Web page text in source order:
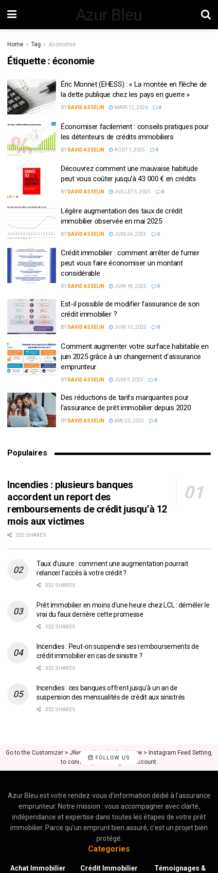
Azur Bleu
Home Tag économie
Étiquette : économie
Éric Monnet (EHESS) : « La montée en flèche de
la dette publique chez les pays en guerre »
BY DAVID ASSELIN MARS 12, 2026 0
Économiser facilement : conseils pratiques pour
les détenteurs de crédits immobiliers
BY DAVID ASSELIN AOÛT 1, 2025 0
Découvrez comment une mauvaise habitude
peut vous coûter jusqu’à 43 000 € en crédits
BY DAVID ASSELIN JUILLET 5, 2025 0
Légère augmentation des taux de crédit
immobilier observée en mai 2025
BY DAVID ASSELIN JUIN 24, 2025 0
Crédit immobilier : comment arrêter de fumer
peut vous faire économiser un montant
considérable
BY DAVID ASSELIN JUIN 18, 2025 0
Est-il possible de modifier l’assurance de son
crédit immobilier ?
BY DAVID ASSELIN JUIN 10, 2025 0
Comment augmenter votre surface habitable en
juin 2025 grâce à un changement d’assurance
emprunteur
BY DAVID ASSELIN JUIN 9, 2025 0
Des réductions de tarifs marquantes pour
l’assurance de prêt immobilier depuis 2020
BY DAVID ASSELIN MAI 20, 2025 0
Populaires
Incendies : plusieurs banques
accordent un report des
remboursements de crédit jusqu’à 12
mois aux victimes
332 SHARES
Taux d’usure : comment une augmentation pourrait
relancer l’accès à votre crédit ?
332 SHARES
Prêt immobilier en moins d’une heure chez LCL : démêler le
vrai du faux derrière cette promesse
332 SHARES
Incendies : Peut-on suspendre ses remboursements de
crédit immobilier en cas de sinistre ?
332 SHARES
Incendies : ces banques offrent jusqu’à un an de
suspension des mensualités de crédit aux sinistrés
332 SHARES
FOLLOW US
Go to the Customizer > JNews : Social, Like & View > Instagram Feed Setting,
to connect your Instagram account.
Azur Bleu est votre rendez-vous d’information dédié à l’assurance
emprunteur. Notre mission : vous accompagner avec clarté,
indépendance et expertise dans toutes les étapes de votre prêt
immobilier. Parce qu’un emprunt bien assuré, c’est un projet bien
protégé.
Categories
Achat Immobilier Crédit Immobilier
Témoignages &